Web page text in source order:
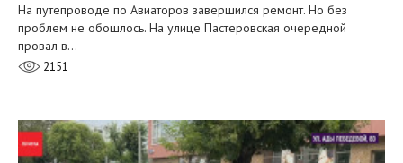
На путепроводе по Авиаторов завершился ремонт. Но без
проблем не обошлось. На улице Пастеровская очередной
провал в…
2151